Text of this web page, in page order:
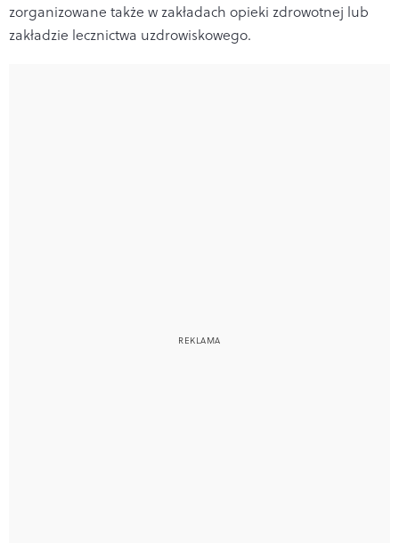
zorganizowane także w zakładach opieki zdrowotnej lub
zakładzie lecznictwa uzdrowiskowego.